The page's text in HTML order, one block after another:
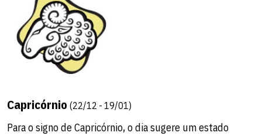
Capricórnio (22/12 - 19/01)
Para o signo de Capricórnio, o dia sugere um estado